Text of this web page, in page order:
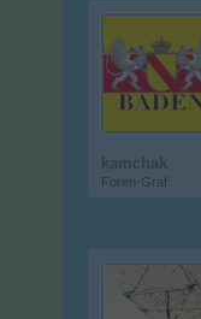
kamchak
Foren-Graf